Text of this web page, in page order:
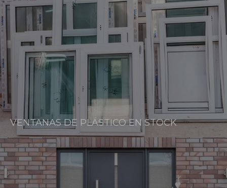
VENTANAS DE PLÁSTICO EN STOCK